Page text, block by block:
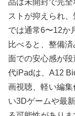
品は未開封で完
ストが抑えられ
では通常6〜12か
比べると、整備
面での安心感が
代iPadは、A12
画視聴、軽い編
い3Dゲームや最